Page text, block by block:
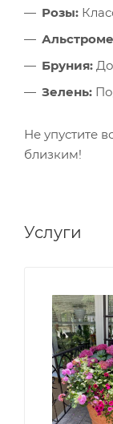
Розы:
Бруния:
Зелень:
Не упустите
близким!
Услуги